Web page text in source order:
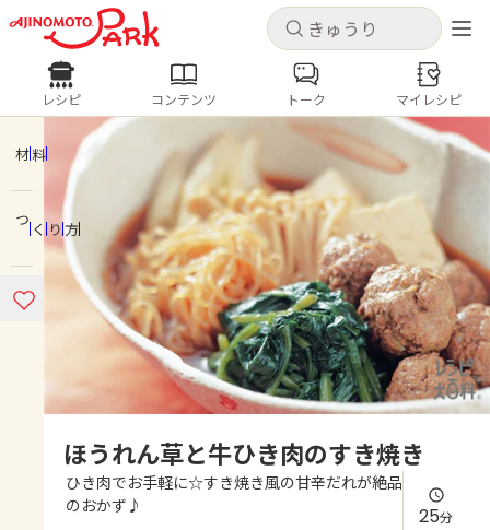
キャンセル
ログインするとレシピを保存できます
ログイン 新規登録
ホーム
コンテンツ
よくあるお問い合わせ
キャンセル
レシピ コンテンツ
人気の食材・レシピ
きゅうり なす トマト
とうもろこし
ピーマン
みょうが ゴーヤ
レシピ コンテンツ トーク マイレシピ
材料
つくり方
ほうれん草と牛ひき肉のすき焼き
ひき肉でお手軽に☆すき焼き風の甘辛だれが絶品
のおかず♪
25分